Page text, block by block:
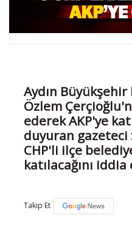
Aydın Büyükşehir
Özlem
ederek AKP'ye
duyuran gazeteci
CHP'li ilçe
katılacağını
Takip Et